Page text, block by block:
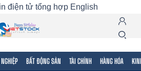
điện tử tổng hợp English
BẤT ĐỘNG SẢN TÀI CHÍNH HÀNG HÓA
Ngành Mã chứng khoán